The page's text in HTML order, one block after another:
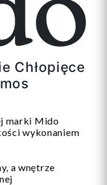
Chłopięce
marki Mido
wykonaniem
a wnętrze